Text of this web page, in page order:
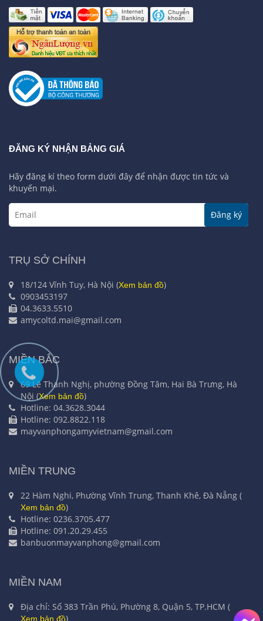
ĐĂNG KÝ NHẬN BẢNG GIÁ
Hãy đăng kí theo form dưới đây để nhận được tin tức và
khuyến mại.
Đăng ký
TRỤ SỞ CHÍNH
18/124 Vĩnh Tuy, Hà Nội (Xem bản đồ)
0903453197
04.3633.5510
amycoltd.mai@gmail.com
MIỀN BẮC
69 Lê Thanh Nghị, phường Đồng Tâm, Hai Bà Trưng, Hà
Nội (Xem bản đồ)
Hotline: 04.3628.3044
Hotline: 092.8822.118
mayvanphongamyvietnam@gmail.com
MIỀN TRUNG
22 Hàm Nghi, Phường Vĩnh Trung, Thanh Khê, Đà Nẵng (
Xem bản đồ)
Hotline: 0236.3705.477
Hotline: 091.20.29.455
banbuonmayvanphong@gmail.com
MIỀN NAM
Địa chỉ: Số 383 Trần Phú, Phường 8, Quận 5, TP.HCM (
Xem bản đồ)